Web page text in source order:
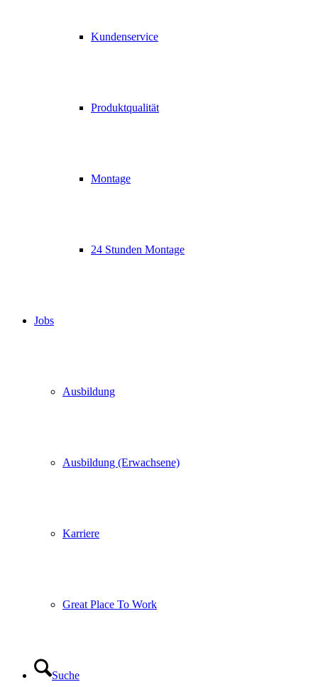
Kundenservice
Produktqualität
Montage
24 Stunden Montage
Jobs
Ausbildung
Ausbildung (Erwachsene)
Karriere
Great Place To Work
Suche